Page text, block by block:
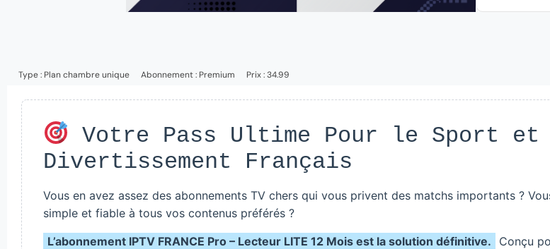
Type : Plan chambre unique Abonnement : Premium Prix : 34.99
Votre Pass Ultime Pour le Sport
Divertissement Français
Vous en avez assez des abonnements TV chers qui vous privent des matchs importants ?
simple et fiable à tous vos contenus préférés ?
L’abonnement IPTV FRANCE Pro – Lecteur LITE 12 Mois est la solution définitive.
Conçu